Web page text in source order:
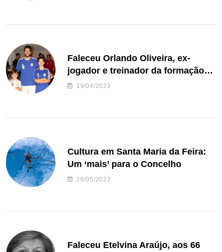
Faleceu Orlando Oliveira, ex-
jogador e treinador da formação
de andebol do Feirense
19/04/2023
Cultura em Santa Maria da Feira:
Um ‘mais’ para o Concelho
26/05/2023
Faleceu Etelvina Araújo, aos 66